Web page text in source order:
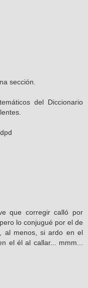
sección.
del Diccionario
que corregir calló por
lo conjugué por el de
al menos, si ardo en el
el él al callar... mmm...